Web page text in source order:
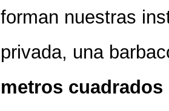
forman nuestras
privada, una
metros